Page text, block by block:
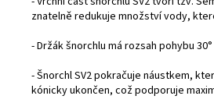
znatelně redukuje množství vody,
- Držák šnorchlu má rozsah pohybu
- Šnorchl SV2 pokračuje náustkem,
kónicky ukončen, což podporuje